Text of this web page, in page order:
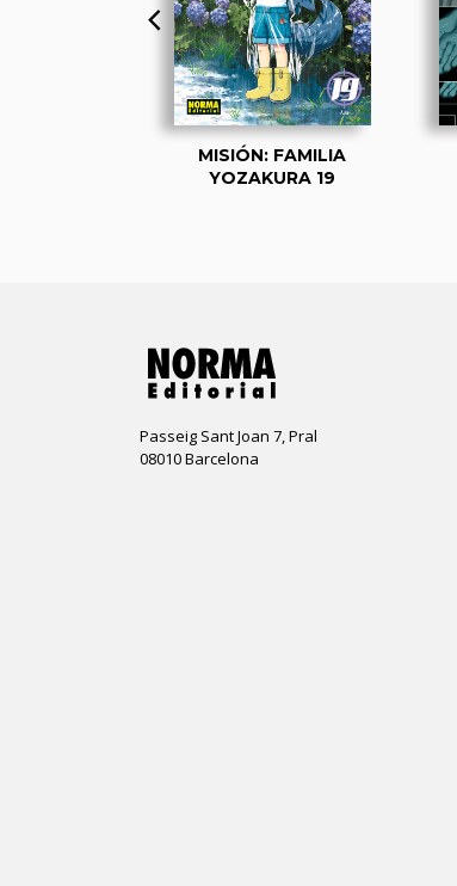
MISIÓN: FAMILIA
YOZAKURA 19
Passeig Sant Joan 7, Pral
08010 Barcelona